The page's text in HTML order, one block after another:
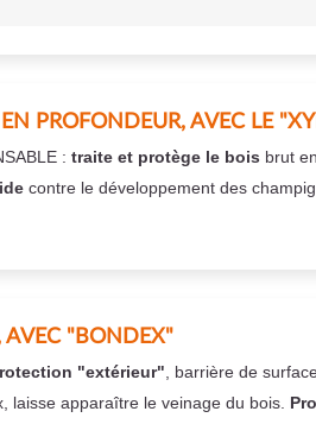
PROFONDEUR, AVEC LE
: traite et protège le bois brut
contre le développement des
AVEC "BONDEX"
"extérieur" , barrière de
laisse apparaître le veinage du bois.